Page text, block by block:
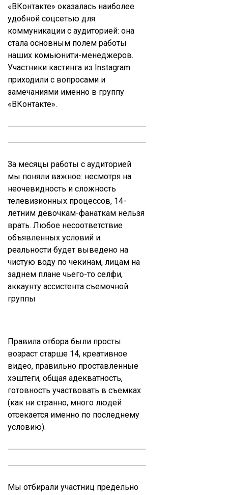
«ВКонтакте» оказалась наиболее
удобной соцсетью для
коммуникации с аудиторией: она
стала основным полем работы
наших комьюнити-менеджеров.
Участники кастинга из Instagram
приходили с вопросами и
замечаниями именно в группу
«ВКонтакте».
За месяцы работы с аудиторией
мы поняли важное: несмотря на
неочевидность и сложность
телевизионных процессов, 14-
летним девочкам-фанаткам нельзя
врать. Любое несоответствие
объявленных условий и
реальности будет выведено на
чистую воду по чекинам, лицам на
заднем плане чьего-то селфи,
аккаунту ассистента съемочной
группы
Правила отбора были просты:
возраст старше 14, креативное
видео, правильно проставленные
хэштеги, общая адекватность,
готовность участвовать в съемках
(как ни странно, много людей
отсекается именно по последнему
условию).
Мы отбирали участниц предельно